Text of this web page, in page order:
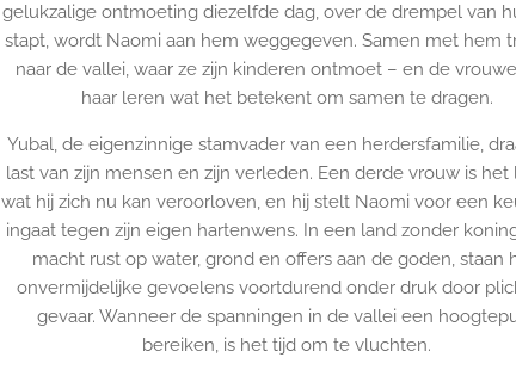
gelukzalige ontmoeting diezelfde dag, over de drempel van
stapt, wordt Naomi aan hem weggegeven. Samen met hem
naar de vallei, waar ze zijn kinderen ontmoet – en de
haar leren wat het betekent om samen te dragen.
Yubal, de eigenzinnige stamvader van een herdersfamilie,
last van zijn mensen en zijn verleden. Een derde vrouw is het
wat hij zich nu kan veroorloven, en hij stelt Naomi voor een
ingaat tegen zijn eigen hartenwens. In een land zonder
macht rust op water, grond en offers aan de goden, staan
onvermijdelijke gevoelens voortdurend onder druk door
gevaar. Wanneer de spanningen in de vallei een
bereiken, is het tijd om te vluchten.